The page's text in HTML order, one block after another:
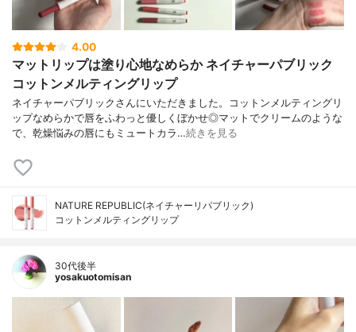
4.00
マットリップは塗り心地なめらか ネイチャーパブリック
コットンメルティングリップ
ネイチャーパブリックさんにいただきました。コットンメルティングリ
ップなめらかで唇をふわっと優しくぼかせ◎マットでクリームのような
で、乾燥悩みの唇にもミュートカラ…続きを見る
NATURE REPUBLIC(ネイチャーリパブリック)
コットンメルティングリップ
30代後半
yosakuotomisan